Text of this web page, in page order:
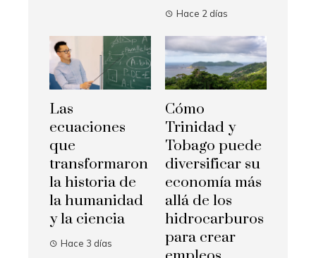
Hace 2 días
Las
ecuaciones
que
transformaron
la historia de
la humanidad
y la ciencia
Hace 3 días
Cómo
Trinidad y
Tobago puede
diversificar su
economía más
allá de los
hidrocarburos
para crear